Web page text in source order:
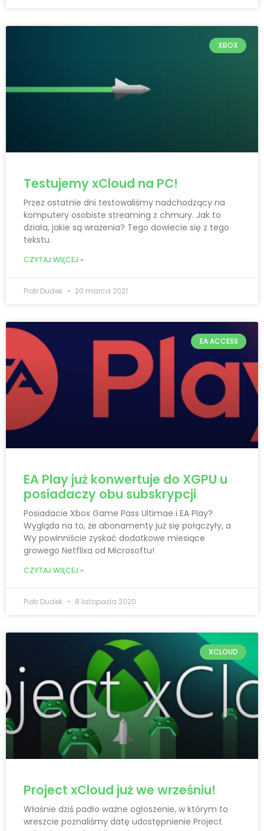
XBOX
Testujemy xCloud na PC!
Przez ostatnie dni testowaliśmy nadchodzący na
komputery osobiste streaming z chmury. Jak to
działa, jakie są wrażenia? Tego dowiecie się z tego
tekstu.
CZYTAJ WIĘCEJ »
Piotr Dudek 20 marca 2021
EA ACCESS
EA Play już konwertuje do XGPU u
posiadaczy obu subskrypcji
Posiadacie Xbox Game Pass Ultimae i EA Play?
Wygląda na to, że abonamenty już się połączyły, a
Wy powinniście zyskać dodatkowe miesiące
growego Netflixa od Microsoftu!
CZYTAJ WIĘCEJ »
Piotr Dudek 8 listopada 2020
XCLOUD
Project xCloud już we wrześniu!
Właśnie dziś padło ważne ogłoszenie, w którym to
wreszcie poznaliśmy datę udostępnienie Project